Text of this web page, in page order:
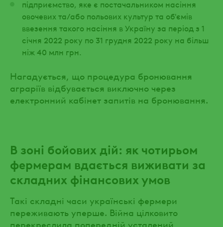
підприємство, яке є постачальником насіння
овочевих та/або польових культур та об'ємів
ввезення такого насіння в Україну за період з 1
січня 2022 року по 31 грудня 2022 року на більш
ніж 40 млн грн.
Нагадується, що процедура бронювання
аграріїв відбувається виключно через
електронний кабінет запитів на бронювання.
В зоні бойових дій: як чотирьом
фермерам вдається виживати за
складних фінансових умов
Такі складні часи українські фермери
переживають уперше. Війна цілковито
перекреслила попередній усталений